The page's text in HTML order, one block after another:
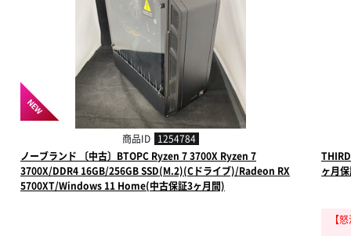
NEW
商品ID 1254784
ノーブランド 〔中古〕BTOPC Ryzen 7 3700X Ryzen 7
3700X/DDR4 16GB/256GB SSD(M.2)(Cドライブ)/Radeon RX
5700XT/Windows 11 Home(中古保証3ヶ月間)
ヶ月
【